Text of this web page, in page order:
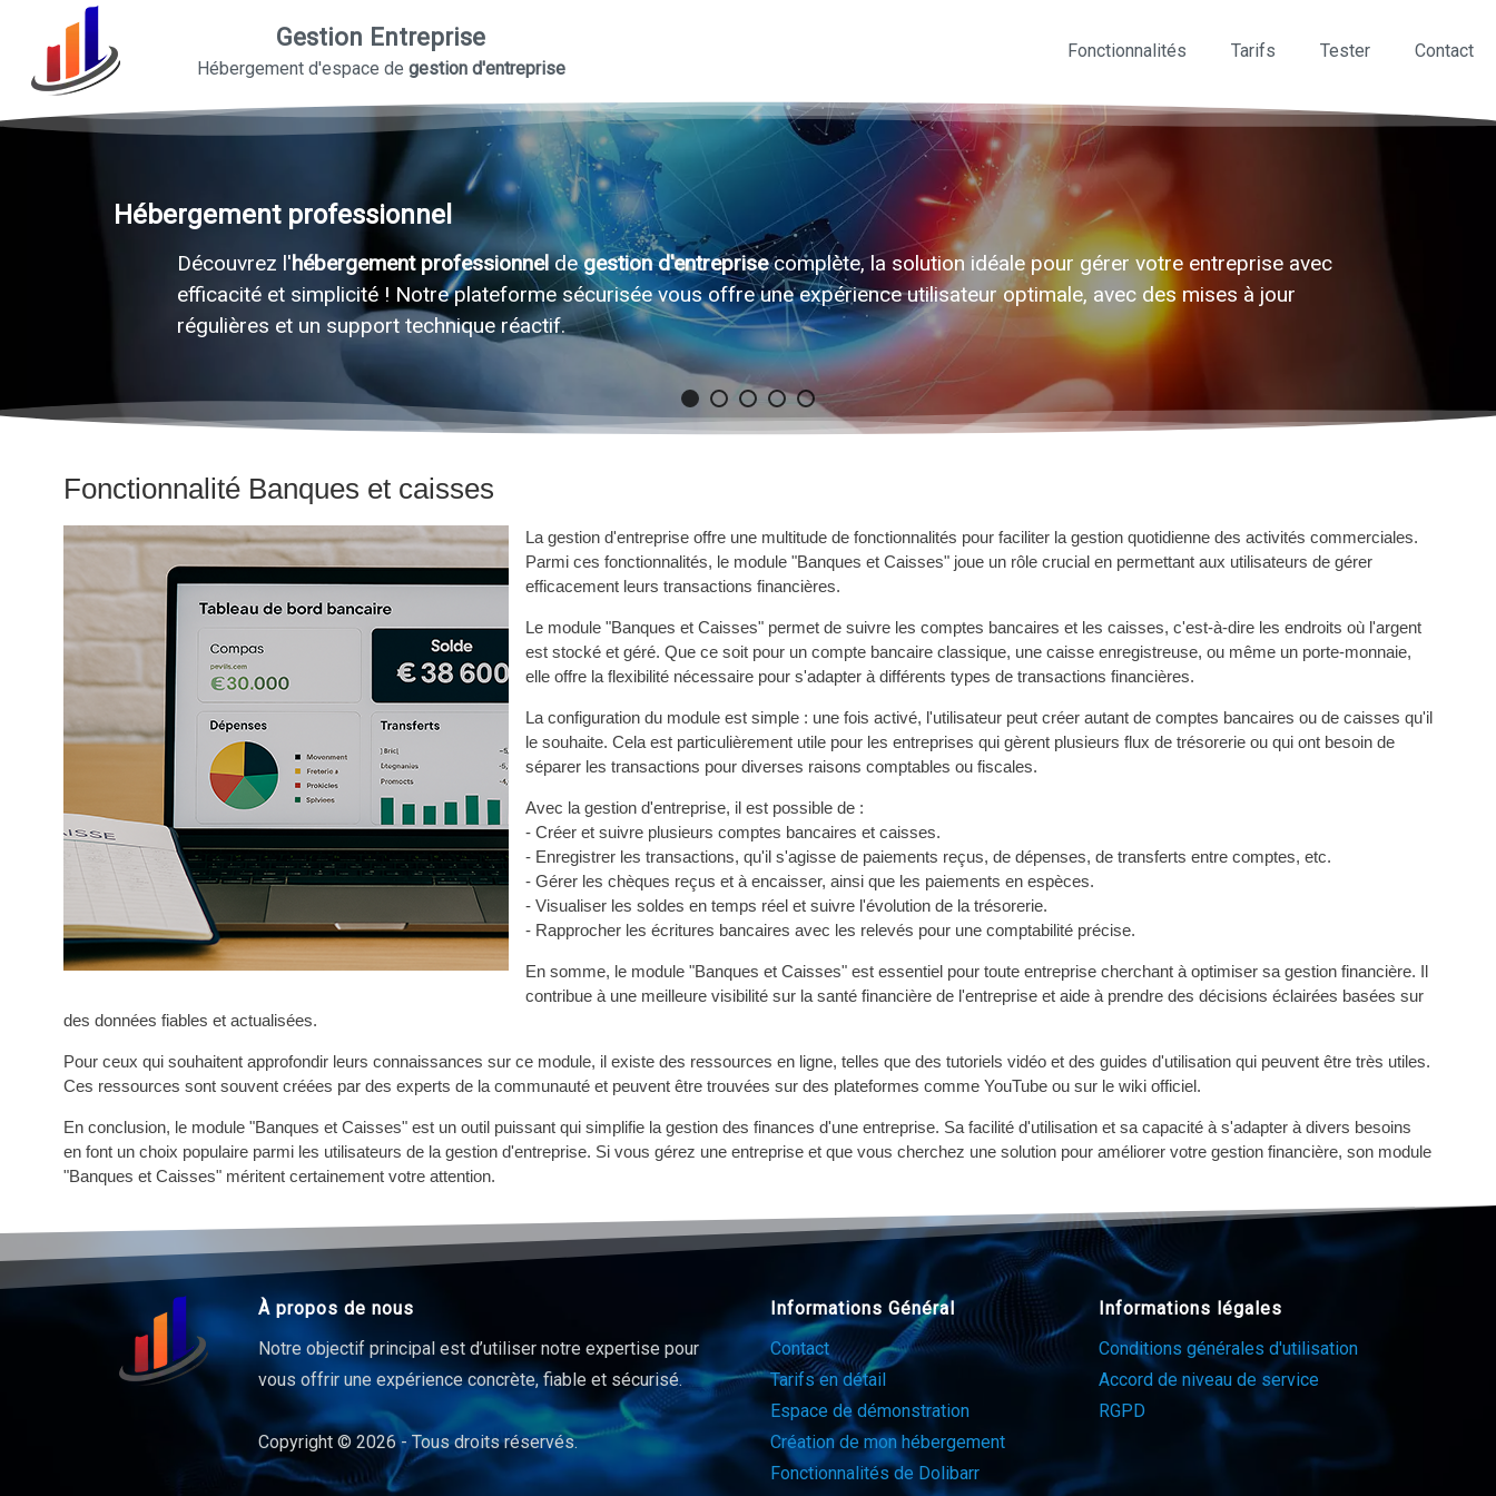
Gestion Entreprise
Hébergement d'espace de gestion d'entreprise
Fonctionnalités Tarifs Tester Contact
Hébergement professionnel
Découvrez l'hébergement professionneldegestion d'entreprisecomplète, la solution idéale pour gérer votre entreprise avec
efficacité et simplicité ! Notre plateforme sécurisée vous offre une expérience utilisateur optimale, avec des mises à jour
régulières et un support technique réactif.
Fonctionnalité Banques et caisses
La gestion d'entreprise offre une multitude de fonctionnalités pour faciliter la gestion quotidienne des activités commerciales.
Parmi ces fonctionnalités, le module "Banques et Caisses" joue un rôle crucial en permettant aux utilisateurs de gérer
efficacement leurs transactions financières.
Le module "Banques et Caisses" permet de suivre les comptes bancaires et les caisses, c'est-à-dire les endroits où l'argent
est stocké et géré. Que ce soit pour un compte bancaire classique, une caisse enregistreuse, ou même un porte-monnaie,
elle offre la flexibilité nécessaire pour s'adapter à différents types de transactions financières.
La configuration du module est simple : une fois activé, l'utilisateur peut créer autant de comptes bancaires ou de caisses qu'il
le souhaite. Cela est particulièrement utile pour les entreprises qui gèrent plusieurs flux de trésorerie ou qui ont besoin de
séparer les transactions pour diverses raisons comptables ou fiscales.
Avec la gestion d'entreprise, il est possible de :
- Créer et suivre plusieurs comptes bancaires et caisses.
- Enregistrer les transactions, qu'il s'agisse de paiements reçus, de dépenses, de transferts entre comptes, etc.
- Gérer les chèques reçus et à encaisser, ainsi que les paiements en espèces.
- Visualiser les soldes en temps réel et suivre l'évolution de la trésorerie.
- Rapprocher les écritures bancaires avec les relevés pour une comptabilité précise.
En somme, le module "Banques et Caisses" est essentiel pour toute entreprise cherchant à optimiser sa gestion financière. Il
contribue à une meilleure visibilité sur la santé financière de l'entreprise et aide à prendre des décisions éclairées basées sur
des données fiables et actualisées.
Pour ceux qui souhaitent approfondir leurs connaissances sur ce module, il existe des ressources en ligne, telles que des tutoriels vidéo et des guides d'utilisation qui peuvent être très utiles.
Ces ressources sont souvent créées par des experts de la communauté et peuvent être trouvées sur des plateformes comme YouTube ou sur le wiki officiel.
En conclusion, le module "Banques et Caisses" est un outil puissant qui simplifie la gestion des finances d'une entreprise. Sa facilité d'utilisation et sa capacité à s'adapter à divers besoins
en font un choix populaire parmi les utilisateurs de la gestion d'entreprise. Si vous gérez une entreprise et que vous cherchez une solution pour améliorer votre gestion financière, son module
"Banques et Caisses" méritent certainement votre attention.
À propos de nous
Notre objectif principal est d’utiliser notre expertise pour
vous offrir une expérience concrète, fiable et sécurisé.
Copyright © 2026 - Tous droits réservés.
Informations Général
Contact
Tarifs en détail
Espace de démonstration
Création de mon hébergement
Fonctionnalités de Dolibarr
Informations légales
Conditions générales d'utilisation
Accord de niveau de service
RGPD